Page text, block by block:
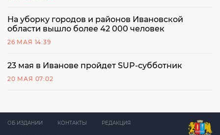
На уборку городов и районов Ивановской
области вышло более 42 000 человек
26 МАЯ 14:39
23 мая в Иванове пройдет SUP-субботник
20 МАЯ 07:02
ОБ ИЗДАНИИ КОНТАКТЫ РЕДАКЦИЯ